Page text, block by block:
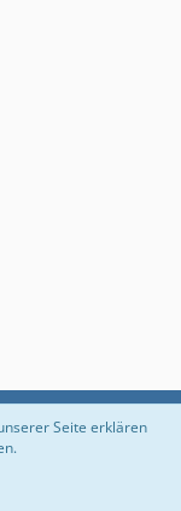
Seite erklären